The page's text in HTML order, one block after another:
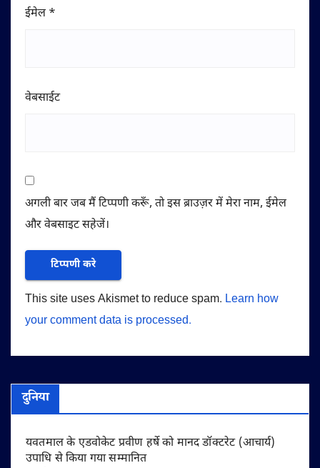
ईमेल *
वेबसाईट
अगली बार जब मैं टिप्पणी करूँ, तो इस ब्राउज़र में मेरा नाम, ईमेल
और वेबसाइट सहेजें।
This site uses Akismet to reduce spam. Learn how
your comment data is processed.
दुनिया
यवतमाल के एडवोकेट प्रवीण हर्षे को मानद डॉक्टरेट (आचार्य)
उपाधि से किया गया सम्मानित